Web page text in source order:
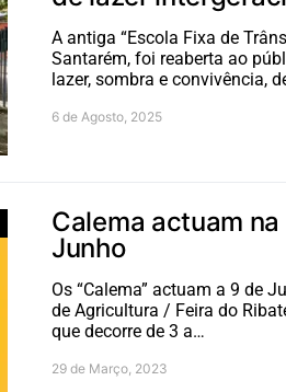
A antiga “Escola Fixa de
Santarém, foi reaberta ao
lazer, sombra e convivência,
6 de Agosto, 2025
Calema actuam
Junho
Os “Calema” actuam a 9 de
de Agricultura / Feira do
que decorre de 3 a…
29 de Março, 2023